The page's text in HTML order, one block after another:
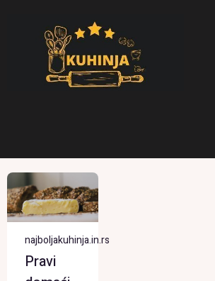
najboljakuhinja.in.rs
Pravi